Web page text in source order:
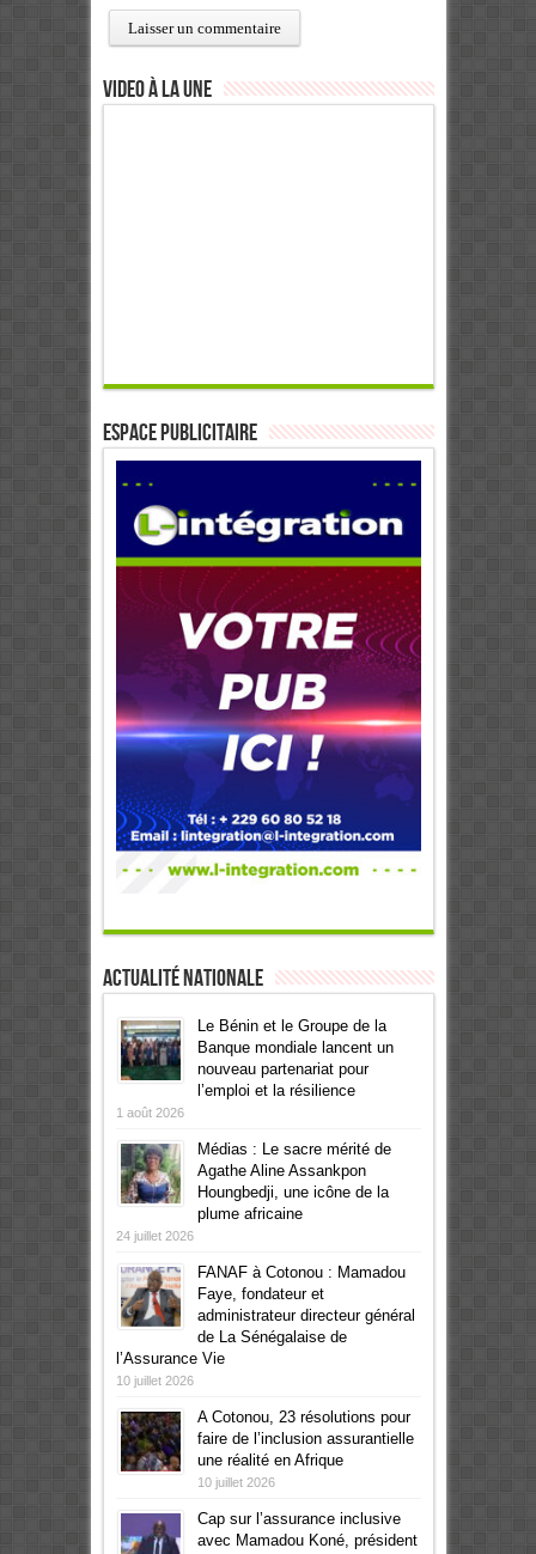
Video à la Une
ESPACE PUBLICITAIRE
Actualité Nationale
Le Bénin et le Groupe de la
Banque mondiale lancent un
nouveau partenariat pour
l’emploi et la résilience
1 août 2026
Médias : Le sacre mérité de
Agathe Aline Assankpon
Houngbedji, une icône de la
plume africaine
24 juillet 2026
FANAF à Cotonou : Mamadou
Faye, fondateur et
administrateur directeur général
de La Sénégalaise de
l’Assurance Vie
10 juillet 2026
A Cotonou, 23 résolutions pour
faire de l’inclusion assurantielle
une réalité en Afrique
10 juillet 2026
Cap sur l’assurance inclusive
avec Mamadou Koné, président